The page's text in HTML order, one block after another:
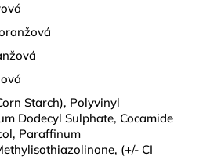
Starch), Polyvinyl
Dodecyl Sulphate, Cocamide
Paraffinum
(+/- CI